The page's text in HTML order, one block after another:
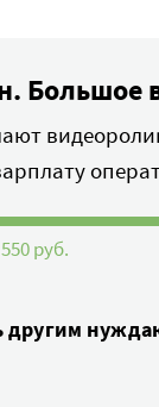
Большое
руб.
другим